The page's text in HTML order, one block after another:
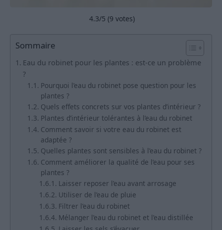
4.3/5 (9 votes)
Sommaire
Eau du robinet pour les plantes : est-ce un problème
?
Pourquoi l’eau du robinet pose question pour les
plantes ?
Quels effets concrets sur vos plantes d’intérieur ?
Plantes d’intérieur tolérantes à l’eau du robinet
Comment savoir si votre eau du robinet est
adaptée ?
Quelles plantes sont sensibles à l’eau du robinet ?
Comment améliorer la qualité de l’eau pour ses
plantes ?
Laisser reposer l’eau avant arrosage
Utiliser de l’eau de pluie
Filtrer l’eau du robinet
Mélanger l’eau du robinet et l’eau distillée